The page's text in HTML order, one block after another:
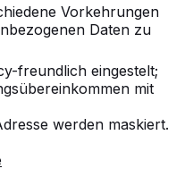
Vorkehrungen
Daten zu
freundlich eingestelt;
mit
werden maskiert.